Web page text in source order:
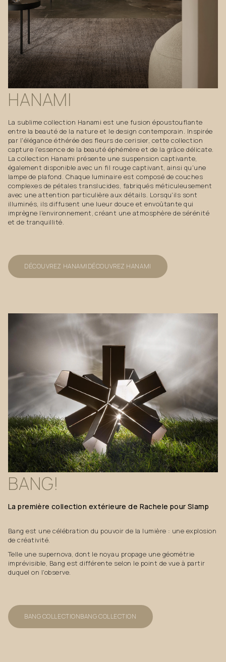
HANAMI
La sublime collection Hanami est une fusion époustouflante
entre la beauté de la nature et le design contemporain. Inspirée
par l'élégance éthérée des fleurs de cerisier, cette collection
capture l'essence de la beauté éphémère et de la grâce délicate.
La collection Hanami présente une suspension captivante,
également disponible avec un fil rouge captivant, ainsi qu'une
lampe de plafond. Chaque luminaire est composé de couches
complexes de pétales translucides, fabriqués méticuleusement
avec une attention particulière aux détails. Lorsqu'ils sont
illuminés, ils diffusent une lueur douce et envoûtante qui
imprègne l'environnement, créant une atmosphère de sérénité
et de tranquillité.
DÉCOUVREZ HANAMIDÉCOUVREZ HANAMI
BANG!
La première collection extérieure de Rachele pour Slamp
Bang est une célébration du pouvoir de la lumière : une explosion
de créativité.
Telle une supernova, dont le noyau propage une géométrie
imprévisible, Bang est différente selon le point de vue à partir
duquel on l'observe.
BANG COLLECTIONBANG COLLECTION